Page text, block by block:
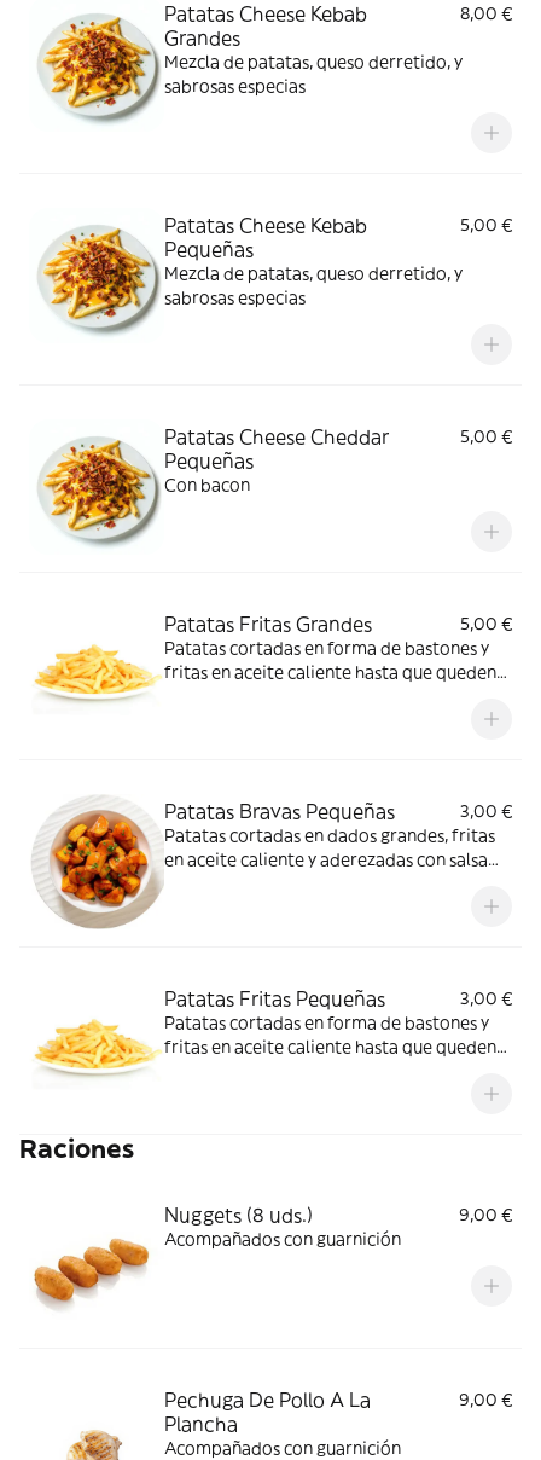
Patatas Cheese Kebab
Grandes
8,00 €
Mezcla de patatas, queso derretido, y
sabrosas especias
Patatas Cheese Kebab
Pequeñas
5,00 €
Mezcla de patatas, queso derretido, y
sabrosas especias
Patatas Cheese Cheddar
Pequeñas
5,00 €
Con bacon
Patatas Fritas Grandes
5,00 €
Patatas cortadas en forma de bastones y
fritas en aceite caliente hasta que queden
Patatas Bravas Pequeñas
3,00 €
Patatas cortadas en dados grandes, fritas
en aceite caliente y aderezadas con salsa
Patatas Fritas Pequeñas
3,00 €
Patatas cortadas en forma de bastones y
fritas en aceite caliente hasta que queden
Raciones
Nuggets (8 uds.)
9,00 €
Acompañados con guarnición
Pechuga De Pollo A La
Plancha
9,00 €
Acompañados con guarnición